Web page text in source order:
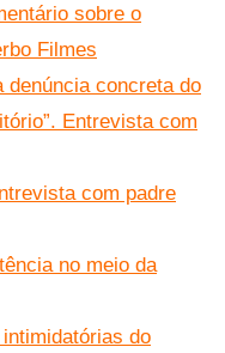
sobre o
Filmes
denúncia concreta do
Entrevista com
com padre
no meio da
do